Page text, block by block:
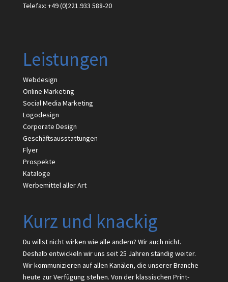
Telefax: +49 (0)221.933 588-20
Leistungen
Webdesign
Online Marketing
Social Media Marketing
Logodesign
Corporate Design
Geschäftsausstattungen
Flyer
Prospekte
Kataloge
Werbemittel aller Art
Kurz und knackig
Du willst nicht wirken wie alle andern? Wir auch nicht.
Deshalb entwickeln wir uns seit 25 Jahren ständig weiter.
Wir kommunizieren auf allen Kanälen, die unserer Branche
heute zur Verfügung stehen. Von der klassischen Print-